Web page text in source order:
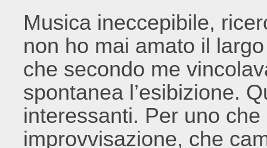
Musica ineccepibile,
non ho mai amato il
che secondo me
spontanea l’esibizione.
interessanti. Per uno
improvvisazione, che